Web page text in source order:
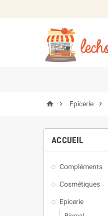
  Epicerie 
ACCUEIL
Compléments
Cosmétiques
Epicerie